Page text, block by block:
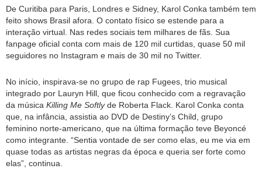
De Curitiba para Paris, Londres e Sidney, Karol Conka também tem
feito shows Brasil afora. O contato físico se estende para a
interação virtual. Nas redes sociais tem milhares de fãs. Sua
fanpage oficial conta com mais de 120 mil curtidas, quase 50 mil
seguidores no Instagram e mais de 30 mil no Twitter.
No início, inspirava-se no grupo de rap Fugees, trio musical
integrado por Lauryn Hill, que ficou conhecido com a regravação
da música Killing Me Softlyde Roberta Flack. Karol Conka conta
que, na infância, assistia ao DVD de Destiny’s Child, grupo
feminino norte-americano, que na última formação teve Beyoncé
como integrante. “Sentia vontade de ser como elas, eu me via em
quase todas as artistas negras da época e queria ser forte como
elas”, continua.